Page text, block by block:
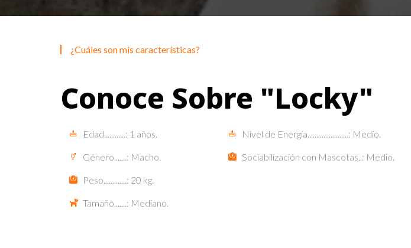
¿Cuáles son mis características?
Conoce Sobre "Locky"
Edad............: 1 años.
Género.......: Macho.
Peso.............: 20 kg.
Tamaño.......: Mediano.
Nivel de Energía.......................: Medio.
Sociabilización con Mascotas..: Medio.